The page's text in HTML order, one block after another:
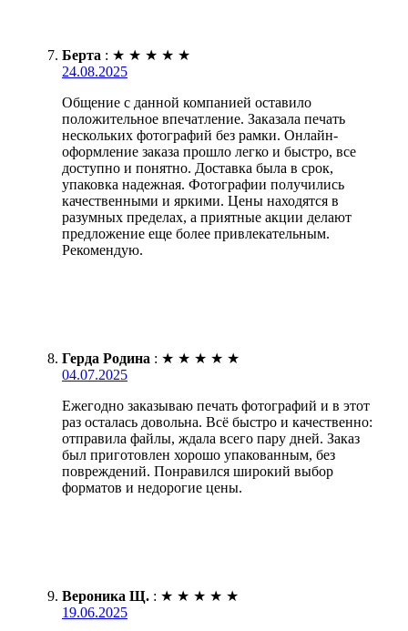
Берта : ★ ★ ★ ★ ★
24.08.2025
Общение с данной компанией оставило
положительное впечатление. Заказала печать
нескольких фотографий без рамки. Онлайн-
оформление заказа прошло легко и быстро, все
доступно и понятно. Доставка была в срок,
упаковка надежная. Фотографии получились
качественными и яркими. Цены находятся в
разумных пределах, а приятные акции делают
предложение еще более привлекательным.
Рекомендую.
Герда Родина : ★ ★ ★ ★ ★
04.07.2025
Ежегодно заказываю печать фотографий и в этот
раз осталась довольна. Всё быстро и качественно:
отправила файлы, ждала всего пару дней. Заказ
был приготовлен хорошо упакованным, без
повреждений. Понравился широкий выбор
форматов и недорогие цены.
Вероника Щ. : ★ ★ ★ ★ ★
19.06.2025